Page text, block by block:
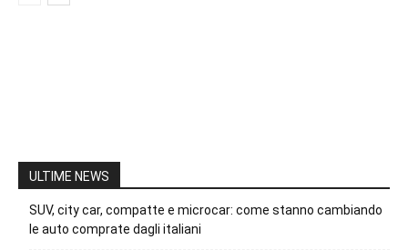
ULTIME NEWS
SUV, city car, compatte e microcar: come stanno cambiando
le auto comprate dagli italiani